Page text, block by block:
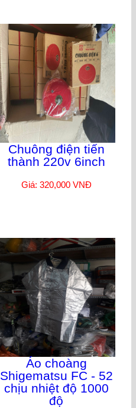
Chuông điện tiến
thành 220v 6inch
Giá: 320,000 VNĐ
Áo choàng
Shigematsu FC - 52
chịu nhiệt độ 1000
độ